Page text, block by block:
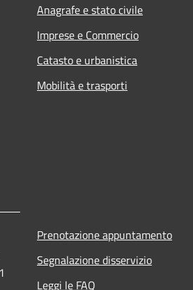
Anagrafe e stato civile
Imprese e Commercio
Catasto e urbanistica
Mobilità e trasporti
Prenotazione appuntamento
Segnalazione disservizio
Leggi le FAQ